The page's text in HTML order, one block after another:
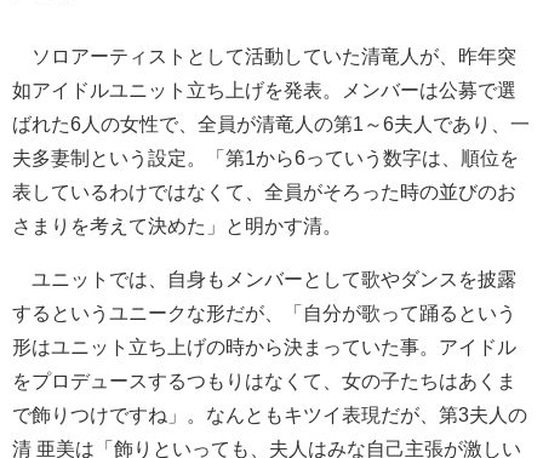
ソロアーティストとして活動していた清竜人が、昨年突
如アイドルユニット立ち上げを発表。メンバーは公募で選
ばれた6人の女性で、全員が清竜人の第1～6夫人であり、一
夫多妻制という設定。「第1から6っていう数字は、順位を
表しているわけではなくて、全員がそろった時の並びのお
さまりを考えて決めた」と明かす清。
ユニットでは、自身もメンバーとして歌やダンスを披露
するというユニークな形だが、「自分が歌って踊るという
形はユニット立ち上げの時から決まっていた事。アイドル
をプロデュースするつもりはなくて、女の子たちはあくま
で飾りつけですね」。なんともキツイ表現だが、第3夫人の
清 亜美は「飾りといっても、夫人はみな自己主張が激しい